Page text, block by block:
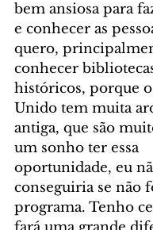
bem ansiosa para
e conhecer as
quero,
conhecer
históricos, porque
Unido tem muita
antiga, que são
um sonho ter essa
oportunidade, eu
conseguiria se não
programa. Tenho